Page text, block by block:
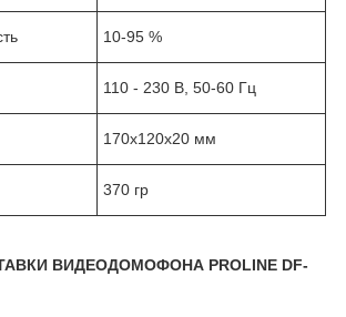
10-95 %
110 - 230 В, 50-60 Гц
170х120х20 мм
370 гр
ВИДЕОДОМОФОНА PROLINE DF-